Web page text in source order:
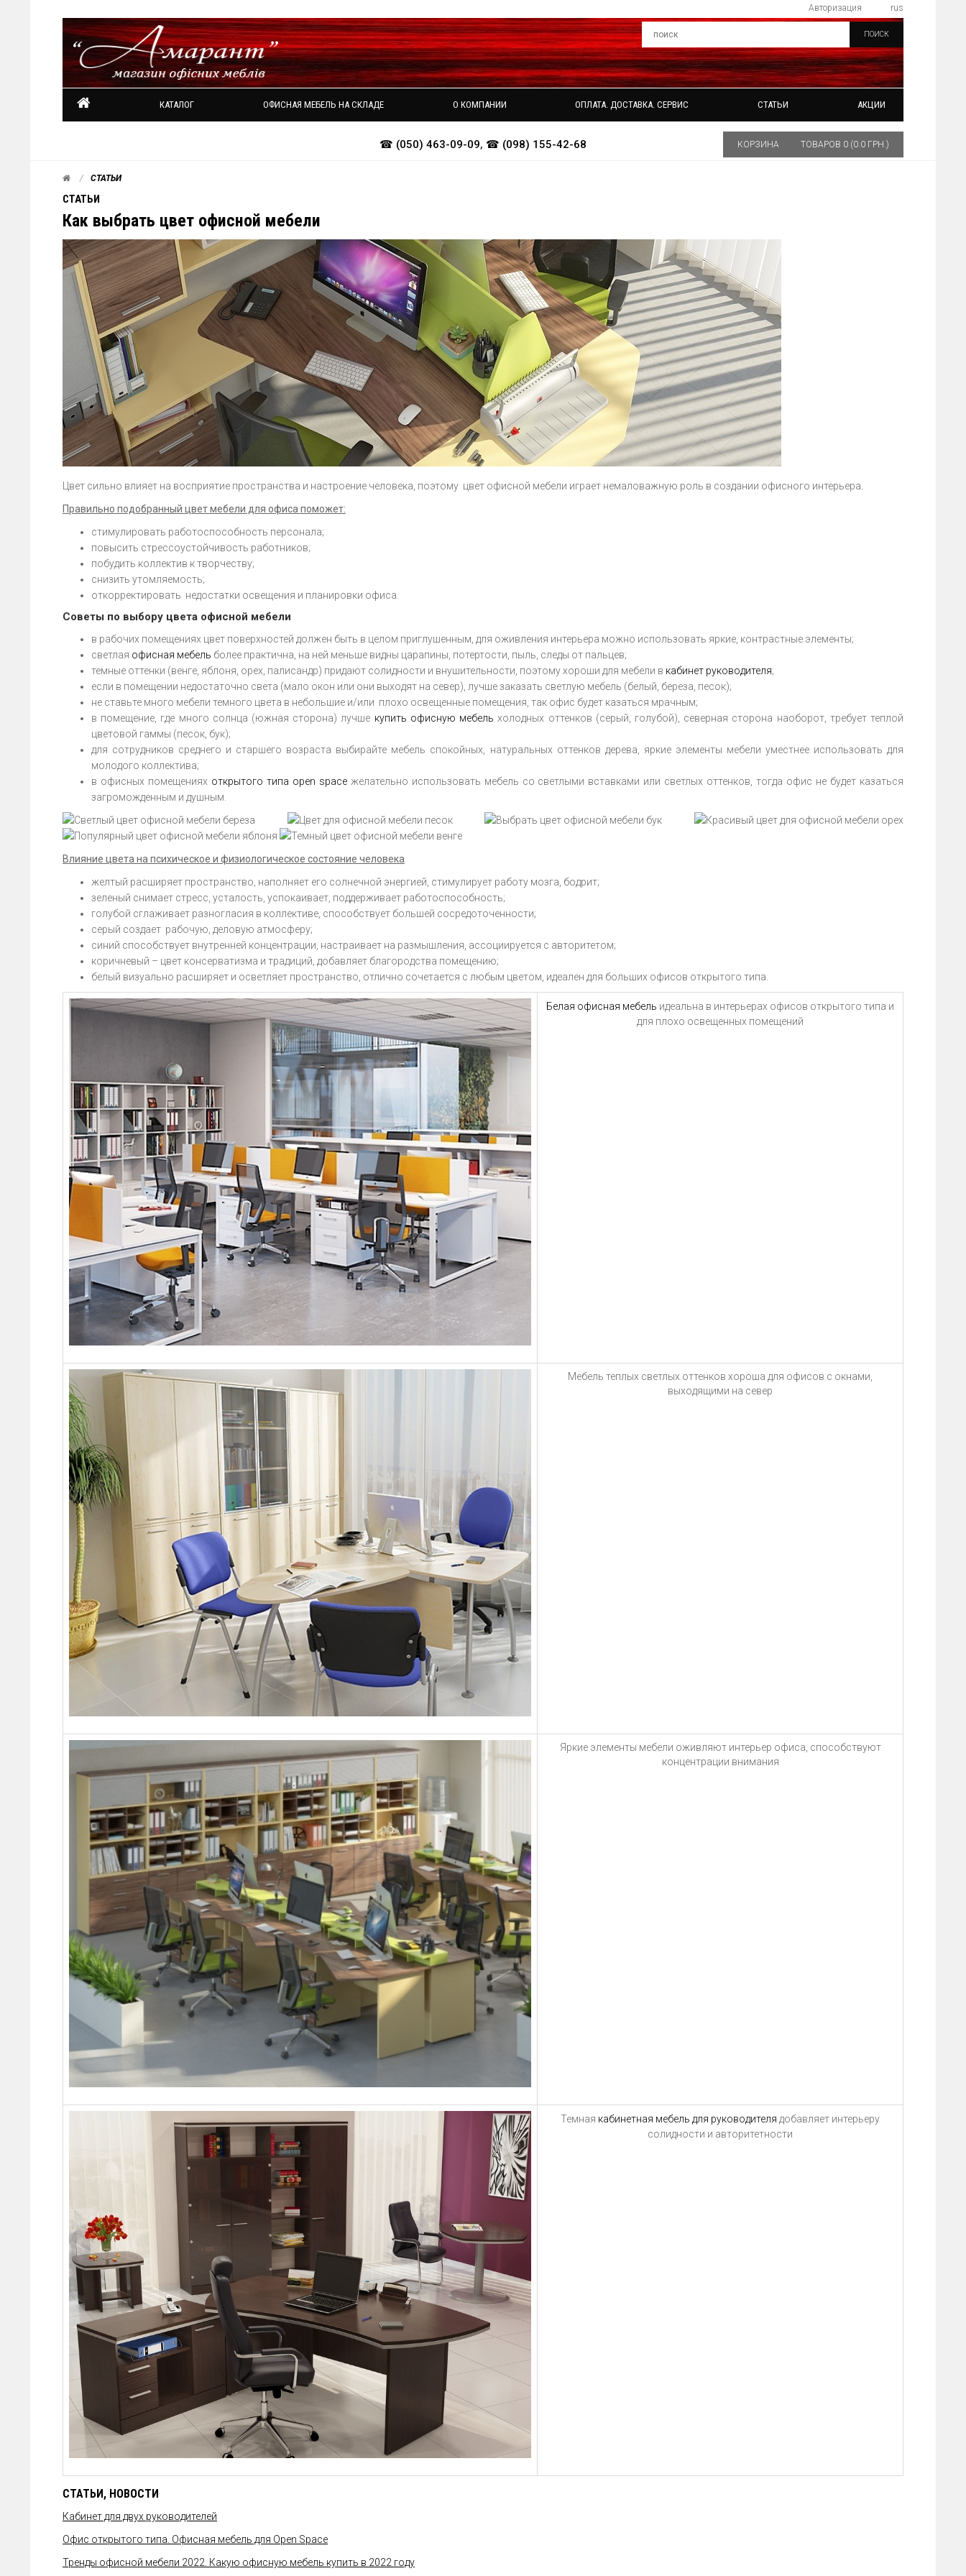
rus
Авторизация
ПОИСК
КАТАЛОГ ОФИСНАЯ МЕБЕЛЬ НА СКЛАДЕ О КОМПАНИИ ОПЛАТА. ДОСТАВКА. СЕРВИС СТАТЬИ АКЦИИ
☎ (050) 463-09-09, ☎ (098) 155-42-68 КОРЗИНА ТОВАРОВ 0 (0.0 ГРН.)
СТАТЬИ
СТАТЬИ
Как выбрать цвет офисной мебели
Цвет сильно влияет на восприятие пространства и настроение человека, поэтому цвет офисной мебели играет немаловажную роль в создании офисного интерьера.
Правильно подобранный цвет мебели для офиса поможет:
стимулировать работоспособность персонала;
повысить стрессоустойчивость работников;
побудить коллектив к творчеству;
снизить утомляемость;
откорректировать недостатки освещения и планировки офиса.
Советы по выбору цвета офисной мебели
в рабочих помещениях цвет поверхностей должен быть в целом приглушенным, для оживления интерьера можно использовать яркие, контрастные элементы;
светлая офисная мебель более практична, на ней меньше видны царапины, потертости, пыль, следы от пальцев;
темные оттенки (венге, яблоня, орех, палисандр) придают солидности и внушительности, поэтому хороши для мебели в кабинет руководителя;
если в помещении недостаточно света (мало окон или они выходят на север), лучше заказать светлую мебель (белый, береза, песок);
не ставьте много мебели темного цвета в небольшие и/или плохо освещенные помещения, так офис будет казаться мрачным;
в помещение, где много солнца (южная сторона) лучше купить офисную мебель холодных оттенков (серый, голубой), северная сторона наоборот, требует теплой
цветовой гаммы (песок, бук);
для сотрудников среднего и старшего возраста выбирайте мебель спокойных, натуральных оттенков дерева, яркие элементы мебели уместнее использовать для
молодого коллектива;
в офисных помещениях открытого типа open spaceжелательно использовать мебель со светлыми вставками или светлых оттенков, тогда офис не будет казаться
загроможденным и душным.
Влияние цвета на психическое и физиологическое состояние человека
желтый расширяет пространство, наполняет его солнечной энергией, стимулирует работу мозга, бодрит;
зеленый снимает стресс, усталость, успокаивает, поддерживает работоспособность;
голубой сглаживает разногласия в коллективе, способствует большей сосредоточенности;
серый создает рабочую, деловую атмосферу;
синий способствует внутренней концентрации, настраивает на размышления, ассоциируется с авторитетом;
коричневый – цвет консерватизма и традиций, добавляет благородства помещению;
белый визуально расширяет и осветляет пространство, отлично сочетается с любым цветом, идеален для больших офисов открытого типа.
Белая офисная мебель идеальна в интерьерах офисов открытого типа и
для плохо освещенных помещений
Мебель теплых светлых оттенков хороша для офисов с окнами,
выходящими на север
Яркие элементы мебели оживляют интерьер офиса, способствуют
концентрации внимания
Темная кабинетная мебель для руководителя добавляет интерьеру
солидности и авторитетности
СТАТЬИ, НОВОСТИ
Кабинет для двух руководителей
Офис открытого типа. Офисная мебель для Open Space
Тренды офисной мебели 2022. Какую офисную мебель купить в 2022 году